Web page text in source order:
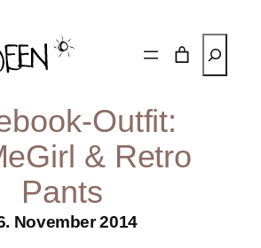
Outfit:
& Retro
Pants
November 2014